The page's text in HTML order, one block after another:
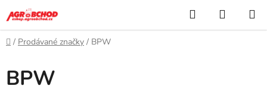
na
obsah
Hledat
KOŠÍK
Domů
/ Prodávané značky / BPW
BPW